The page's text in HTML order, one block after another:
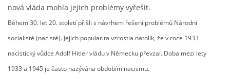
NAŠE ÚSPĚCHY
GDPR
nová vláda mohla jejich problémy vyřešit.
Během 30. let 20. století přišli s návrhem řešení problémů Národní
socialisté (nacisté). Jejich popularita vzrostla natolik, že v roce 1933
nacistický vůdce Adolf Hitler vládu v Německu převzal. Doba mezi lety
1933 a 1945 je často nazývána obdobím nacismu.